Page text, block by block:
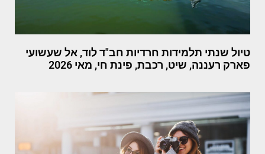
טיול שנתי תלמידות חרדיות חב"ד לוד, אל שעשועי
פארק רעננה, שיט, רכבת, פינת חי, מאי 2026